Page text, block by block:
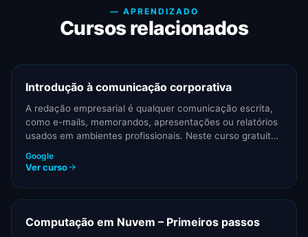
— APRENDIZADO
Cursos relacionados
Introdução à comunicação corporativa
A redação empresarial é qualquer comunicação escrita,
como e-mails, memorandos, apresentações ou relatórios
usados em ambientes profissionais. Neste curso gratuito,
Google
Ver curso
Computação em Nuvem – Primeiros passos